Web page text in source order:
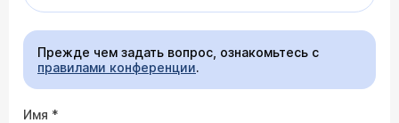
Прежде чем задать вопрос, ознакомьтесь с
правилами конференции.
Имя *